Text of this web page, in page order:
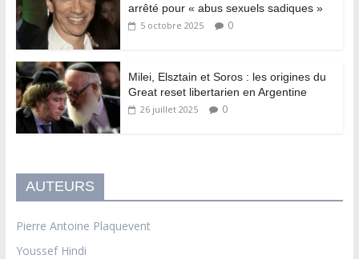
arrêté pour « abus sexuels sadiques »
5 octobre 2025 0
Milei, Elsztain et Soros : les origines du
Great reset libertarien en Argentine
26 juillet 2025 0
AUTEURS
Pierre Antoine Plaquevent
Youssef Hindi